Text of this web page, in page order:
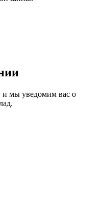
и мы уведомим вас о